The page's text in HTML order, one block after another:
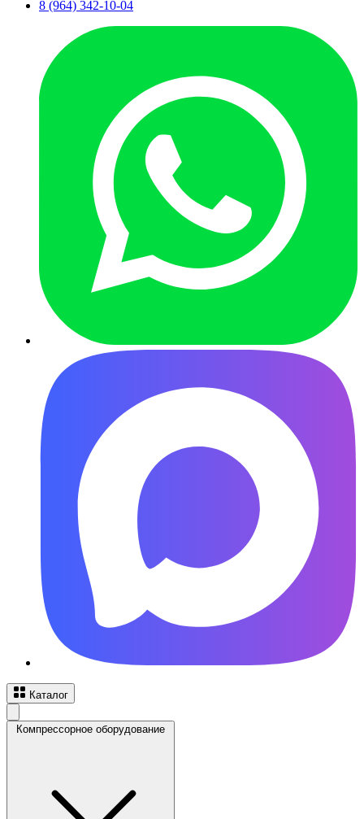
8 (964) 342-10-04
Каталог
Компрессорное оборудование